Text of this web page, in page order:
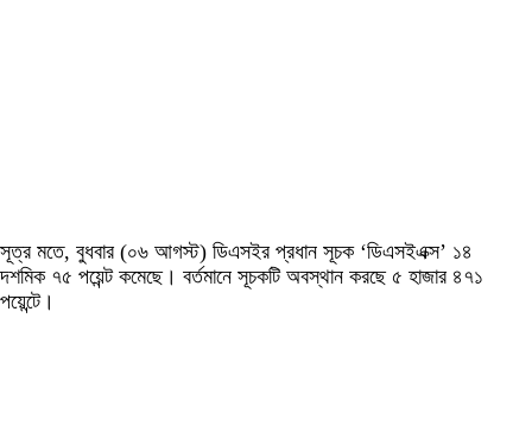
সূত্র মতে, বুধবার (০৬ আগস্ট) ডিএসইর প্রধান সূচক ‘ডিএসইএক্স’ ১৪
দশমিক ৭৫ পয়েন্ট কমেছে। বর্তমানে সূচকটি অবস্থান করছে ৫ হাজার ৪৭১
পয়েন্টে।